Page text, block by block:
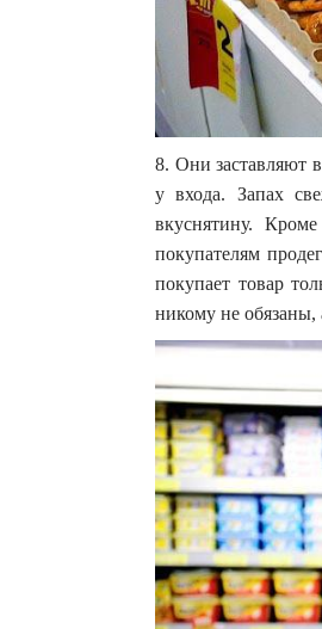
8. Они заставляют
у входа. Запах
вкуснятину.
покупателям
покупает товар
никому не обязаны,